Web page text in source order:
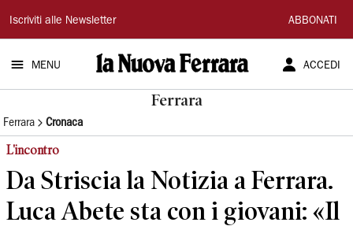
La
Nuova
Ferrara
Iscriviti alle Newsletter ABBONATI
MENU ACCEDI
Ferrara
Ferrara Cronaca
L'incontro
Da Striscia la Notizia a Ferrara.
Luca Abete sta con i giovani: «Il